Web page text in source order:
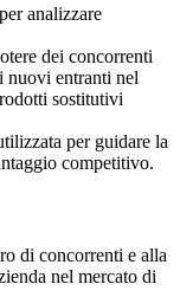
analizzare
dei concorrenti
nuovi entranti nel
sostitutivi
per guidare la
competitivo.
di concorrenti e alla
nel mercato di